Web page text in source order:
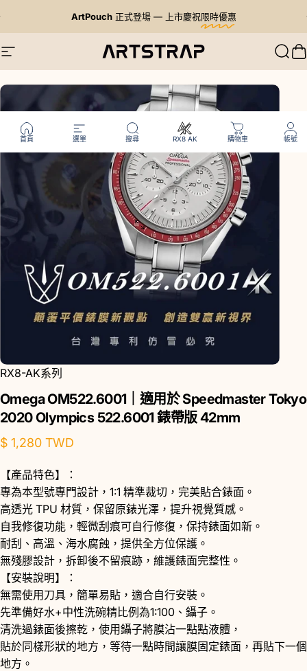
ArtPouch正式登場 — 上市慶祝限時優惠
暫停投影片放映
網站導航 Artstrap 亞特 搜尋
首頁 選單 搜尋 RX8 AK 購物車 帳號
RX8-AK系列
OmegaOM522.6001｜適用於SpeedmasterTokyo
2020Olympics 522.6001錶帶版42mm
$ 1,280 TWD
【產品特色】：
專為本型號專門設計，1:1 精準裁切，完美貼合錶面。
高透光 TPU 材質，保留原錶光澤，提升視覺質感。
自我修復功能，輕微刮痕可自行修復，保持錶面如新。
耐刮、高溫、海水腐蝕，提供全方位保護。
無殘膠設計，拆卸後不留痕跡，維護錶面完整性。
【安裝說明】：
無需使用刀具，簡單易貼，適合自行安裝。
先準備好水+中性洗碗精比例為1:100、鑷子。
清洗過錶面後擦乾，使用鑷子將膜沾一點點液體，
貼於同樣形狀的地方，等待一點時間讓膜固定錶面，再貼下一個
地方。